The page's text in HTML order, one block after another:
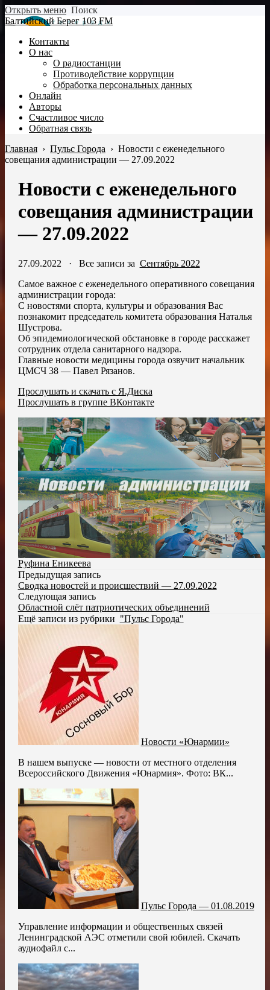
Открыть меню Поиск
Балтийский Берег 103 FM
Контакты
О нас
О радиостанции
Противодействие коррупции
Обработка персональных данных
Онлайн
Авторы
Счастливое число
Обратная связь
Главная › Пульс Города › Новости с еженедельного
совещания администрации — 27.09.2022
Новости с еженедельного
совещания администрации
— 27.09.2022
27.09.2022 · Все записи за Сентябрь 2022
Самое важное с еженедельного оперативного совещания
администрации города:
С новостями спорта, культуры и образования Вас
познакомит председатель комитета образования Наталья
Шустрова.
Об эпидемиологической обстановке в городе расскажет
сотрудник отдела санитарного надзора.
Главные новости медицины города озвучит начальник
ЦМСЧ 38 — Павел Рязанов.
Прослушать и скачать с Я.Диска
Прослушать в группе ВКонтакте
Руфина Еникеева
Предыдущая запись
Сводка новостей и происшествий — 27.09.2022
Следующая запись
Областной слёт патриотических объединений
Ещё записи из рубрики "Пульс Города"
Новости «Юнармии»
В нашем выпуске — новости от местного отделения
Всероссийского Движения «Юнармия». Фото: ВК...
Пульс Города — 01.08.2019
Управление информации и общественных связей
Ленинградской АЭС отметили свой юбилей. Скачать
аудиофайл с...